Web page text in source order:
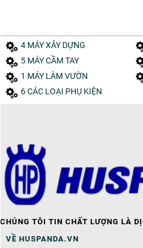
4 MÁY XÂY DỰNG
5 MÁY CẦM TAY
1 MÁY LÀM VƯỜN
6 CÁC LOẠI PHỤ KIỆN
CHÚNG TÔI TIN CHẤT LƯỢNG LÀ
VỀ HUSPANDA.VN